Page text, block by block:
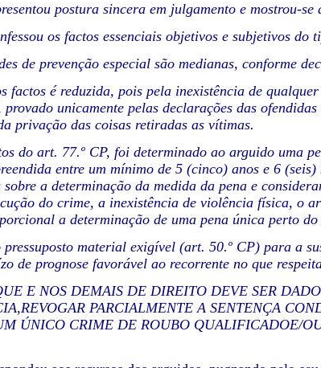
postura sincera em julgamento e mostrou-se
os factos essenciais objetivos e subjetivos do
de prevenção especial são medianas, conforme
factos é reduzida, pois pela inexistência de
unicamente pelas declarações das
privação das coisas retiradas as vítimas.
do art. 77.º CP, foi determinado ao arguido uma
entre um mínimo de 5 (cinco) anos e 6
sobre a determinação da medida da pena e
do crime, a inexistência de violência física, o
a determinação de uma pena única perto
material exigível (art. 50.º CP) para a
de prognose favorável ao recorrente no que
E NOS DEMAIS DE DIREITO DEVE SER
PARCIALMENTE A SENTENÇA
ÚNICO CRIME DE ROUBO QUALIFICADOE/